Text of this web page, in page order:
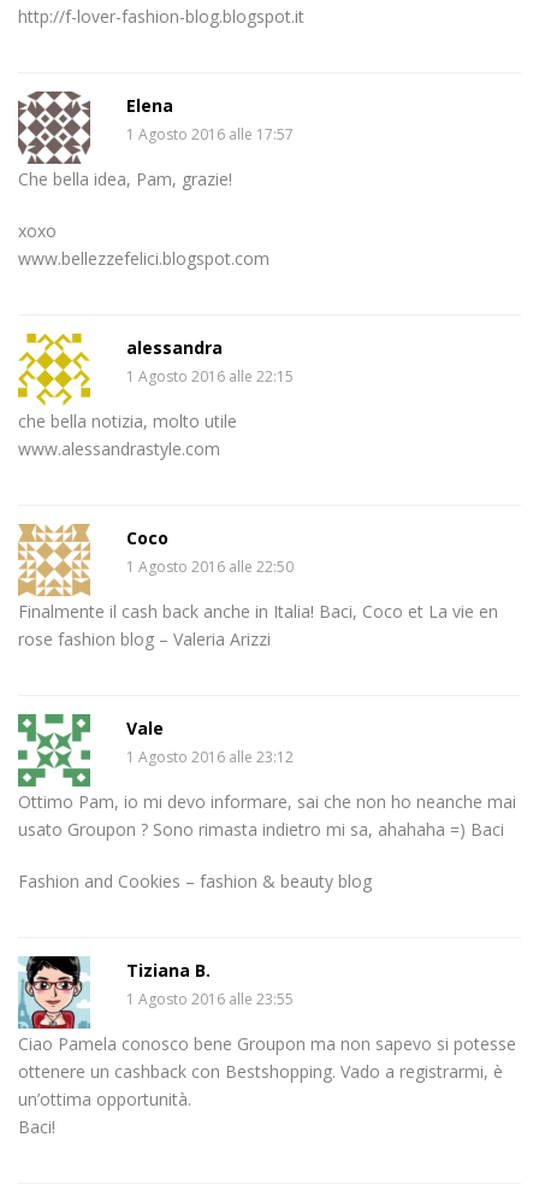
http://f-lover-fashion-blog.blogspot.it
Elena
1 Agosto 2016 alle 17:57
Che bella idea, Pam, grazie!
xoxo
www.bellezzefelici.blogspot.com
alessandra
1 Agosto 2016 alle 22:15
che bella notizia, molto utile
www.alessandrastyle.com
Coco
1 Agosto 2016 alle 22:50
Finalmente il cash back anche in Italia! Baci, Coco et La vie en
rose fashion blog – Valeria Arizzi
Vale
1 Agosto 2016 alle 23:12
Ottimo Pam, io mi devo informare, sai che non ho neanche mai
usato Groupon ? Sono rimasta indietro mi sa, ahahaha =) Baci
Fashion and Cookies – fashion & beauty blog
Tiziana B.
1 Agosto 2016 alle 23:55
Ciao Pamela conosco bene Groupon ma non sapevo si potesse
ottenere un cashback con Bestshopping. Vado a registrarmi, è
un’ottima opportunità.
Baci!